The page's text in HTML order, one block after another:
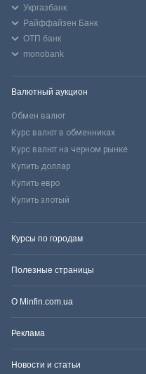
Укргазбанк
Райффайзен Банк
ОТП банк
monobank
Валютный аукцион
Обмен валют
Курс валют в обменниках
Курс валют на черном рынке
Купить доллар
Купить евро
Купить злотый
Курсы по городам
Полезные страницы
О Minfin.com.ua
Реклама
Новости и статьи